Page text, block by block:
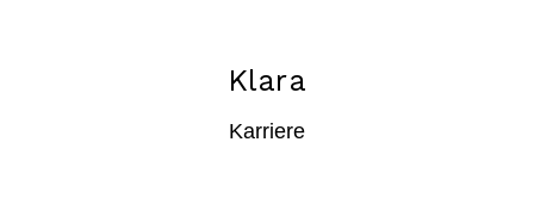
Klara
Karriere